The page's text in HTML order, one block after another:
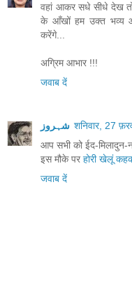
वहां आकर सधे सीधे देख तो
के आँखों हम उक्त भव्य
करेंगे...
अग्रिम आभार !!!
जवाब दें
شہروز शनिवार, 27
आप सभी को ईद-मिलादुन-
इस मौके पर होरी खेलूं
जवाब दें